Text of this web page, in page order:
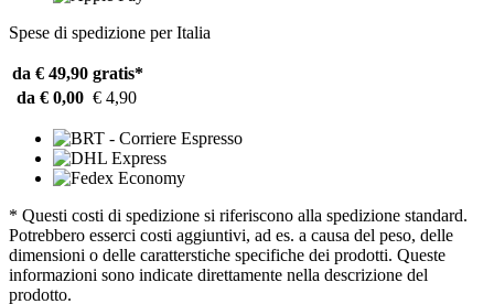
Spese di spedizione per Italia
da € 49,90 gratis*
da € 0,00 € 4,90
* Questi costi di spedizione si riferiscono alla spedizione standard.
Potrebbero esserci costi aggiuntivi, ad es. a causa del peso, delle
dimensioni o delle caratterstiche specifiche dei prodotti. Queste
informazioni sono indicate direttamente nella descrizione del
prodotto.